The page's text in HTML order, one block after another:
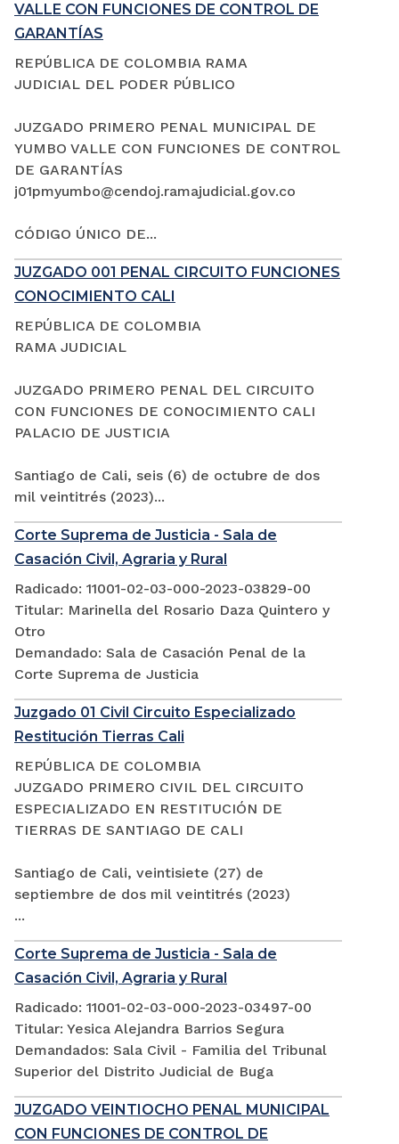
VALLE CON FUNCIONES DE CONTROL DE
GARANTÍAS
REPÚBLICA DE COLOMBIA RAMA
JUDICIAL DEL PODER PÚBLICO
JUZGADO PRIMERO PENAL MUNICIPAL DE
YUMBO VALLE CON FUNCIONES DE CONTROL
DE GARANTÍAS
j01pmyumbo@cendoj.ramajudicial.gov.co
CÓDIGO ÚNICO DE...
JUZGADO 001 PENAL CIRCUITO FUNCIONES
CONOCIMIENTO CALI
REPÚBLICA DE COLOMBIA
RAMA JUDICIAL
JUZGADO PRIMERO PENAL DEL CIRCUITO
CON FUNCIONES DE CONOCIMIENTO CALI
PALACIO DE JUSTICIA
Santiago de Cali, seis (6) de octubre de dos
mil veintitrés (2023)...
Corte Suprema de Justicia - Sala de
Casación Civil, Agraria y Rural
Radicado: 11001-02-03-000-2023-03829-00
Titular: Marinella del Rosario Daza Quintero y
Otro
Demandado: Sala de Casación Penal de la
Corte Suprema de Justicia
Juzgado 01 Civil Circuito Especializado
Restitución Tierras Cali
REPÚBLICA DE COLOMBIA
JUZGADO PRIMERO CIVIL DEL CIRCUITO
ESPECIALIZADO EN RESTITUCIÓN DE
TIERRAS DE SANTIAGO DE CALI
Santiago de Cali, veintisiete (27) de
septiembre de dos mil veintitrés (2023)
...
Corte Suprema de Justicia - Sala de
Casación Civil, Agraria y Rural
Radicado: 11001-02-03-000-2023-03497-00
Titular: Yesica Alejandra Barrios Segura
Demandados: Sala Civil - Familia del Tribunal
Superior del Distrito Judicial de Buga
JUZGADO VEINTIOCHO PENAL MUNICIPAL
CON FUNCIONES DE CONTROL DE